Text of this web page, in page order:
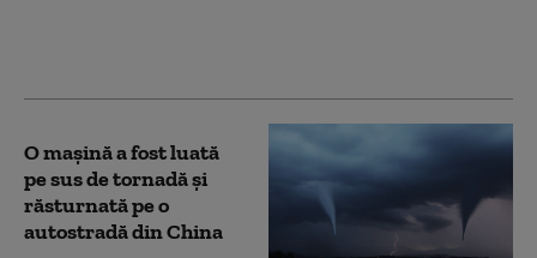
O mașină a fost luată
pe sus de tornadă și
răsturnată pe o
autostradă din China